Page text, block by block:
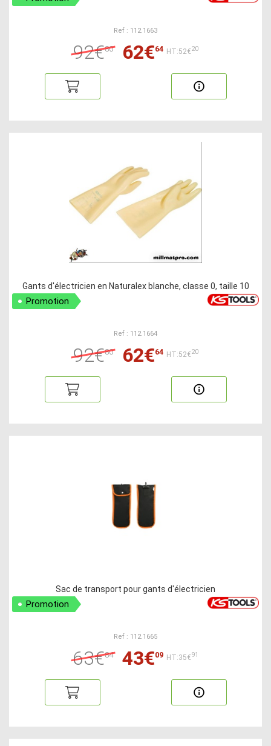
Ref : 112.1663
92€80 62€64 HT:52€20
Gants d'électricien en Naturalex blanche, classe 0, taille 10
Promotion
Ref : 112.1664
92€80 62€64 HT:52€20
Sac de transport pour gants d'électricien
Promotion
Ref : 112.1665
63€84 43€09 HT:35€91